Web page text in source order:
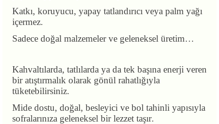
Katkı, koruyucu, yapay tatlandırıcı veya palm yağı
içermez.
Sadece doğal malzemeler ve geleneksel üretim…
Kahvaltılarda, tatlılarda ya da tek başına enerji veren
bir atıştırmalık olarak gönül rahatlığıyla
tüketebilirsiniz.
Mide dostu, doğal, besleyici ve bol tahinli yapısıyla
sofralarınıza geleneksel bir lezzet taşır.